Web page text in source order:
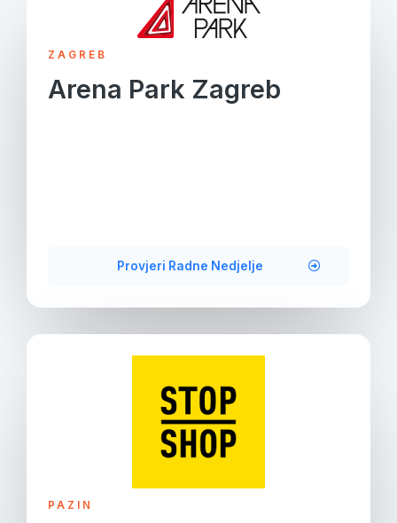
ZAGREB
Arena Park Zagreb
Provjeri Radne Nedjelje
PAZIN